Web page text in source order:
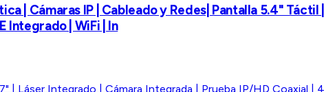
| Cámaras IP | Cableado y Redes| Pantalla 5.4"
Integrado | WiFi | In